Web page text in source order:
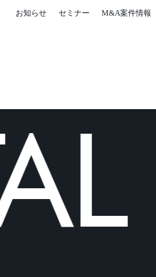
お知らせ セミナー M&A案件情報